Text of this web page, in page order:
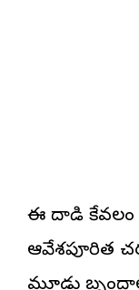
ఈ దాడి కేవలం
ఆవేశపూరిత